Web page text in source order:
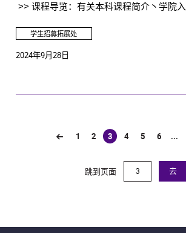
>> 课程导览：有关本科课程简介丶学院
学生招募拓展处
2024年9月28日
1 2 3
(current)
4 5 6 ...
跳到页面 去